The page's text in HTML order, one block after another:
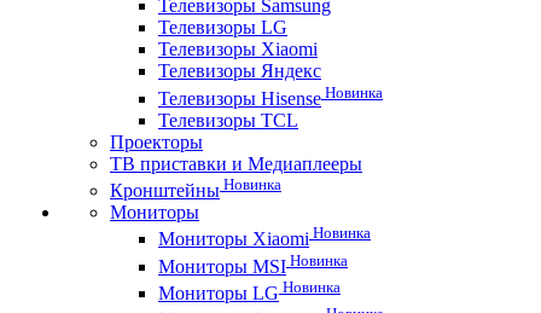
Телевизоры Samsung
Телевизоры LG
Телевизоры Xiaomi
Телевизоры Яндекс
Телевизоры Hisense Новинка
Телевизоры TCL
Проекторы
ТВ приставки и Медиаплееры
Кронштейны Новинка
Мониторы
Мониторы Xiaomi Новинка
Мониторы MSI Новинка
Мониторы LG Новинка